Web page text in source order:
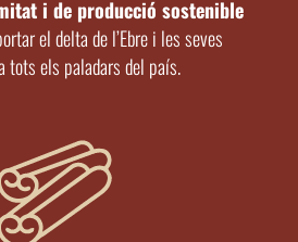
i de producció sostenible
el delta de l’Ebre i les seves
tots els paladars del país.